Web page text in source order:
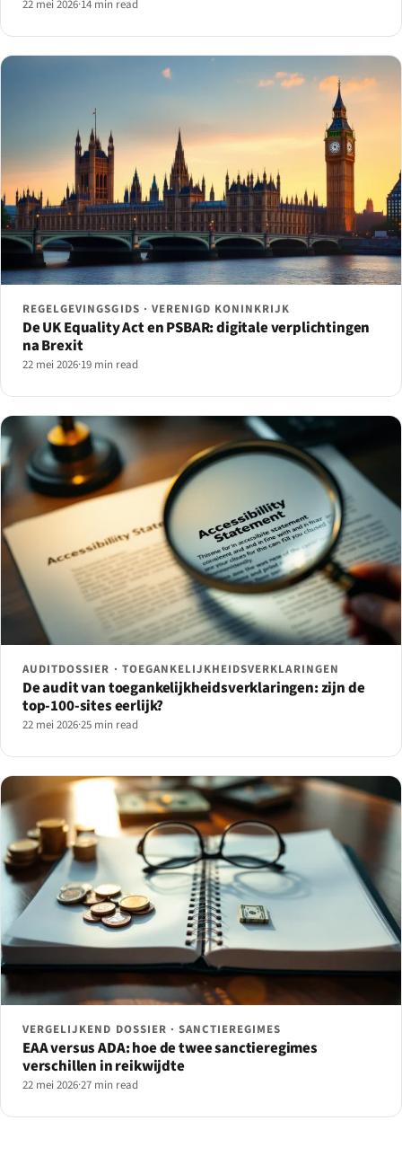
22 mei 2026·14 min read
REGELGEVINGSGIDS · VERENIGD KONINKRIJK
De UK Equality Act en PSBAR: digitale verplichtingen
na Brexit
22 mei 2026·19 min read
AUDITDOSSIER · TOEGANKELIJKHEIDSVERKLARINGEN
De audit van toegankelijkheidsverklaringen: zijn de
top-100-sites eerlijk?
22 mei 2026·25 min read
VERGELIJKEND DOSSIER · SANCTIEREGIMES
EAA versus ADA: hoe de twee sanctieregimes
verschillen in reikwijdte
22 mei 2026·27 min read